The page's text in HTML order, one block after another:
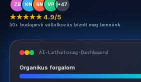
ZB KN SM VP +47
★★★★★ 4.9/5
50+ budapesti vállalkozás bízott meg bennünk
Organikus forgalom